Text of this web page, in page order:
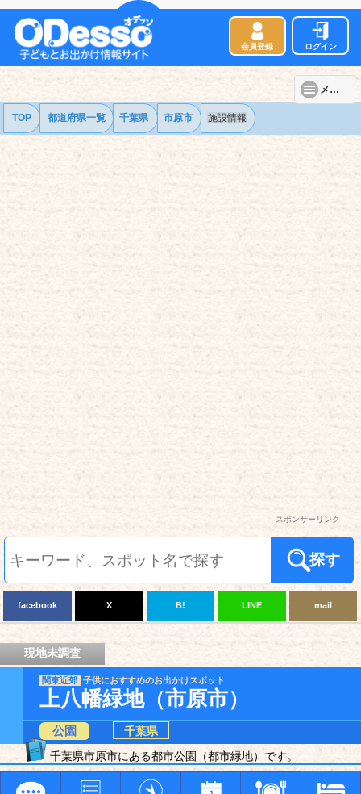
会員登録 ログイン
メニュー
TOP 都道府県一覧 千葉県 市原市 施設情報
スポンサーリンク
探す
facebook X B! LINE mail
現地未調査
関東近郊 子供におすすめのお出かけスポット
上八幡緑地（市原市）
公園
千葉県
千葉県市原市にある都市公園（都市緑地）です。